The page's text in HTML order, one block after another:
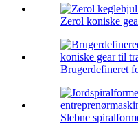
Zerol koniske
Brugerdefineret
Slebne